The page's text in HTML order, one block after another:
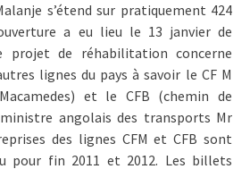
s’étend sur pratiquement 424
a eu lieu le 13 janvier de
projet de réhabilitation concerne
lignes du pays à savoir le CF M
et le CFB (chemin de
ministre angolais des transports Mr
des lignes CFM et CFB sont
pour fin 2011 et 2012. Les billets